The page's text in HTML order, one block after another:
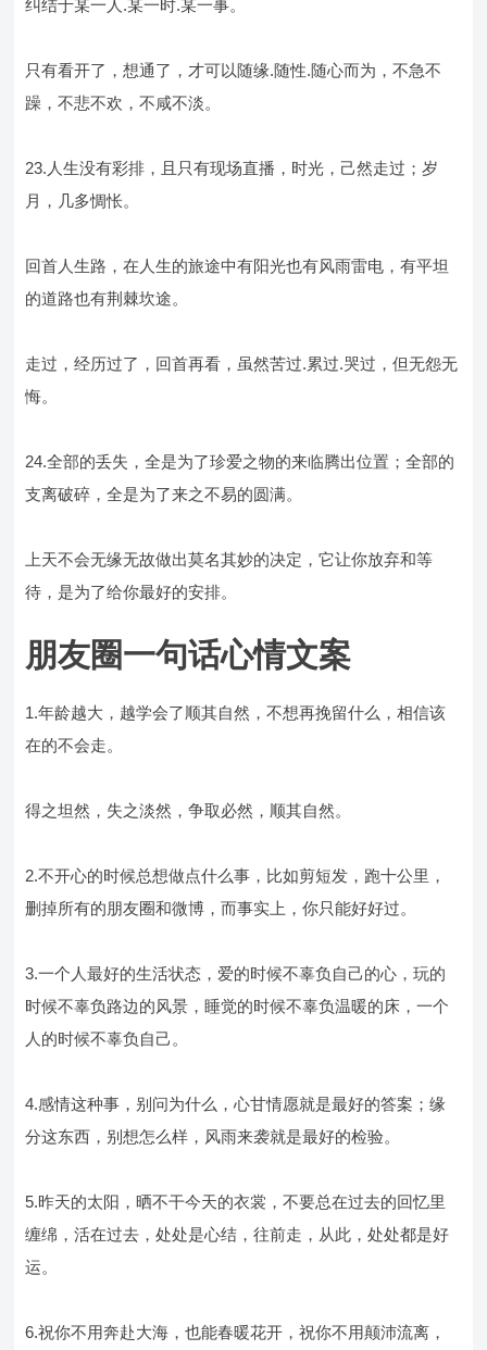
纠结于某一人.某一时.某一事。
只有看开了，想通了，才可以随缘.随性.随心而为，不急不
躁，不悲不欢，不咸不淡。
23.人生没有彩排，且只有现场直播，时光，己然走过；岁
月，几多惆怅。
回首人生路，在人生的旅途中有阳光也有风雨雷电，有平坦
的道路也有荆棘坎途。
走过，经历过了，回首再看，虽然苦过.累过.哭过，但无怨无
悔。
24.全部的丢失，全是为了珍爱之物的来临腾出位置；全部的
支离破碎，全是为了来之不易的圆满。
上天不会无缘无故做出莫名其妙的决定，它让你放弃和等
待，是为了给你最好的安排。
朋友圈一句话心情文案
1.年龄越大，越学会了顺其自然，不想再挽留什么，相信该
在的不会走。
得之坦然，失之淡然，争取必然，顺其自然。
2.不开心的时候总想做点什么事，比如剪短发，跑十公里，
删掉所有的朋友圈和微博，而事实上，你只能好好过。
3.一个人最好的生活状态，爱的时候不辜负自己的心，玩的
时候不辜负路边的风景，睡觉的时候不辜负温暖的床，一个
人的时候不辜负自己。
4.感情这种事，别问为什么，心甘情愿就是最好的答案；缘
分这东西，别想怎么样，风雨来袭就是最好的检验。
5.昨天的太阳，晒不干今天的衣裳，不要总在过去的回忆里
缠绵，活在过去，处处是心结，往前走，从此，处处都是好
运。
6.祝你不用奔赴大海，也能春暖花开，祝你不用颠沛流离，